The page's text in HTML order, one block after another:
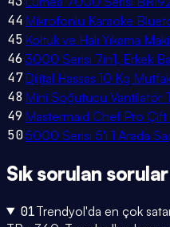
44 Mikrofonlu Karaoke
45 Koltuk ve Halı Yıkama
46 3000 Serisi 7in1, Erkek
47Dijital Hassas 10 Kg
48 Mini Soğutucu Vantilatör
49 Mastermaid Chef Pro
505000 Serisi 5'i 1 Arada
Sık sorulan sorular
01Trendyol'da en çok